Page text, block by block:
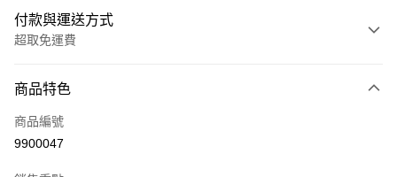
付款與運送方式
超取免運費
信用卡一次付款
信用卡分期付款
商品特色
商品編號
9900047